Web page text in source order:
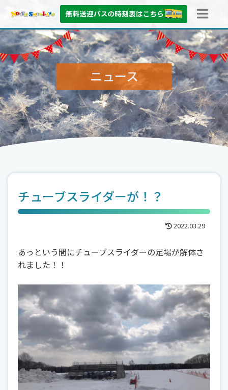
ニュース
チューブスライダーが！？
2022.03.29
あっという間にチューブスライダーの足場が解体さ
れました！！